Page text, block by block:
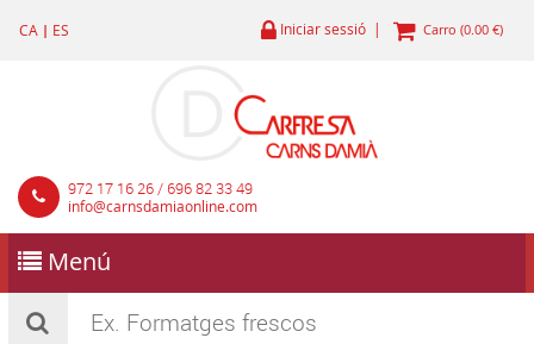
CA | ES Iniciar sessió | Carro (0.00 €)
972 17 16 26 / 696 82 33 49
info@carnsdamiaonline.com
Menú